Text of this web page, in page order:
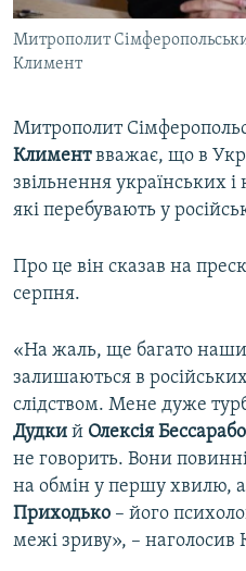
УКРАЇНСЬКА ПРОБЛЕМА КРИМУ
ІНФОГРАФІКА
ДОЛУЧАЙСЯ!
Усі сайти RFE/RL
Митрополит
Климент
Митрополит
Климентвважає, що в
звільнення українських
які перебувають у
Про це він сказав на
серпня.
«На жаль, ще багато
залишаються в
слідством. Мене дуже
Дудки й Олексія
не говорить. Вони
на обмін у першу хвилю,
Приходько – його
межі зриву», – наголосив